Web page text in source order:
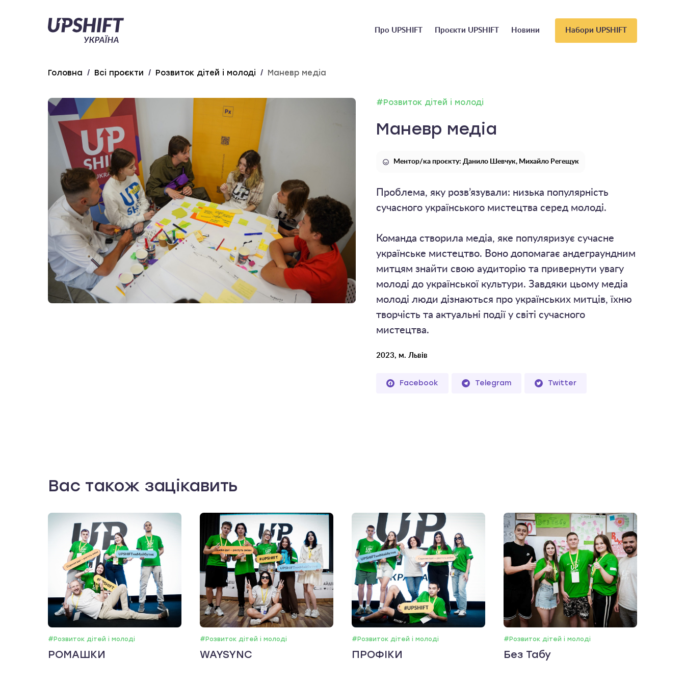
Upshift
Україна
Головне
Про UPSHIFT Проєкти UPSHIFT Новини Набори UPSHIFT
Головна / Всі проєкти / Розвиток дітей і молоді / Маневр медіа
#Розвиток дітей і молоді
Маневр медіа
Ментор/ка проєкту: Данило Шевчук, Михайло Регещук
Проблема, яку розв’язували: низька популярність
сучасного українського мистецтва серед молоді.
Команда створила медіа, яке популяризує сучасне
українське мистецтво. Воно допомагає андеграундним
митцям знайти свою аудиторію та привернути увагу
молоді до української культури. Завдяки цьому медіа
молоді люди дізнаються про українських митців, їхню
творчість та актуальні події у світі сучасного
мистецтва.
2023, м. Львів
Facebook Telegram Twitter
Вас також зацікавить
#Розвиток дітей і молоді
РОМАШКИ
#Розвиток дітей і молоді
WAYSYNC
#Розвиток дітей і молоді
ПРОФІКИ
#Розвиток дітей і молоді
Без Табу